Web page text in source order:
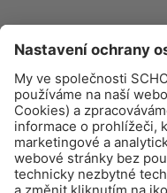
©
Design &